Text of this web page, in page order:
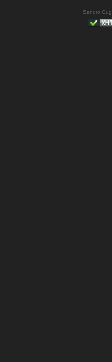
Sandro